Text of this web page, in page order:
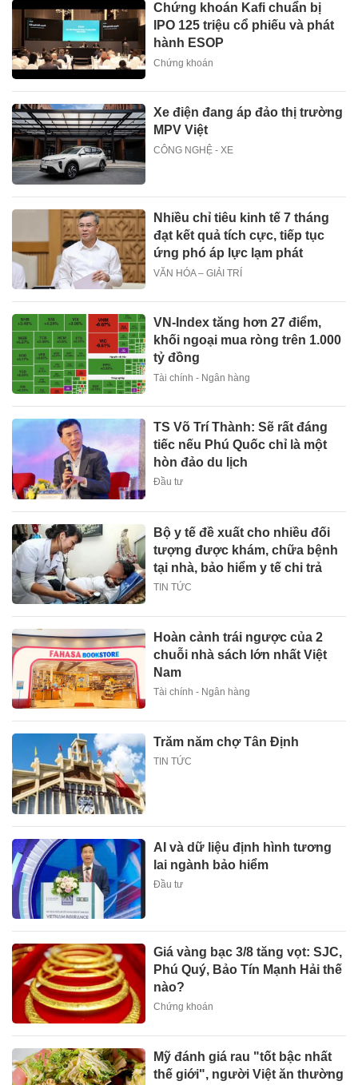
Chứng khoán Kafi chuẩn bị
IPO 125 triệu cổ phiếu và phát
hành ESOP
Chứng khoán
Xe điện đang áp đảo thị trường
MPV Việt
CÔNG NGHỆ - XE
Nhiều chỉ tiêu kinh tế 7 tháng
đạt kết quả tích cực, tiếp tục
ứng phó áp lực lạm phát
VĂN HÓA – GIẢI TRÍ
VN-Index tăng hơn 27 điểm,
khối ngoại mua ròng trên 1.000
tỷ đồng
Tài chính - Ngân hàng
TS Võ Trí Thành: Sẽ rất đáng
tiếc nếu Phú Quốc chỉ là một
hòn đảo du lịch
Đầu tư
Bộ y tế đề xuất cho nhiều đối
tượng được khám, chữa bệnh
tại nhà, bảo hiểm y tế chi trả
TIN TỨC
Hoàn cảnh trái ngược của 2
chuỗi nhà sách lớn nhất Việt
Nam
Tài chính - Ngân hàng
Trăm năm chợ Tân Định
TIN TỨC
AI và dữ liệu định hình tương
lai ngành bảo hiểm
Đầu tư
Giá vàng bạc 3/8 tăng vọt: SJC,
Phú Quý, Bảo Tín Mạnh Hải thế
nào?
Chứng khoán
Mỹ đánh giá rau "tốt bậc nhất
thế giới", người Việt ăn thường